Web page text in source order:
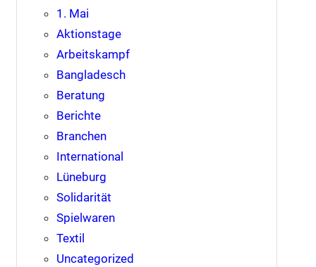
1. Mai
Aktionstage
Arbeitskampf
Bangladesch
Beratung
Berichte
Branchen
International
Lüneburg
Solidarität
Spielwaren
Textil
Uncategorized